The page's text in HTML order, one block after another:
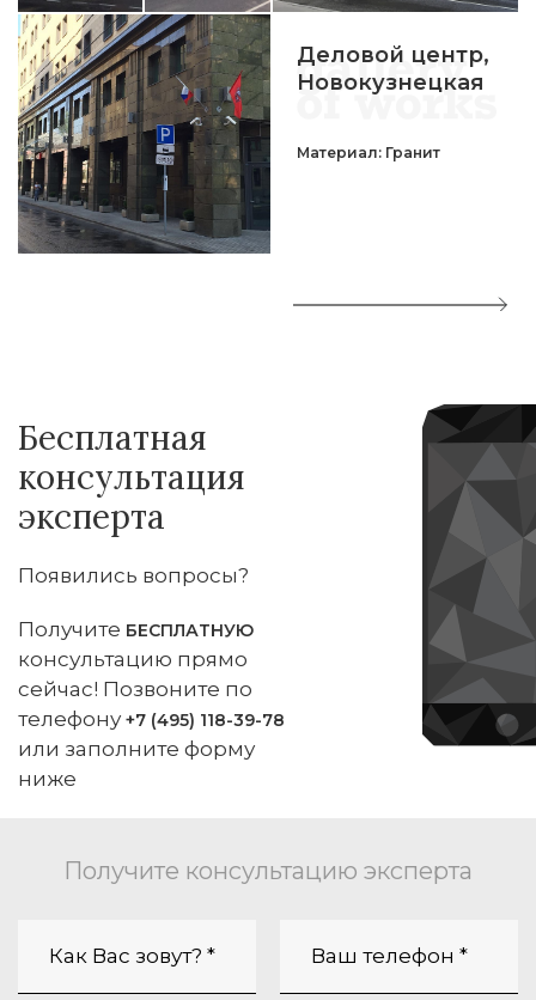
Деловой центр,
Новокузнецкая
Материал: Гранит
Бесплатная
консультация
эксперта
Появились вопросы?
Получите БЕСПЛАТНУЮ
консультацию прямо
сейчас! Позвоните по
телефону +7 (495) 118-39-78
или заполните форму
ниже
Получите консультацию эксперта